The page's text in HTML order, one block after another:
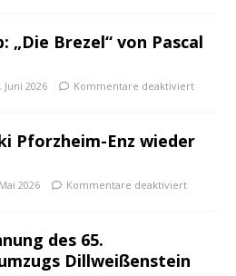
„Die Brezel“ von Pascal
Juni 2026 Kommentare deaktiviert
Pforzheim-Enz wieder
2026 Kommentare deaktiviert
des 65.
Dillweißenstein